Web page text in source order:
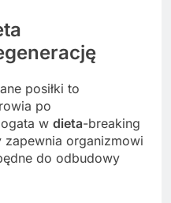
posiłki to
po
w dieta-breaking
zapewnia organizmowi
do odbudowy